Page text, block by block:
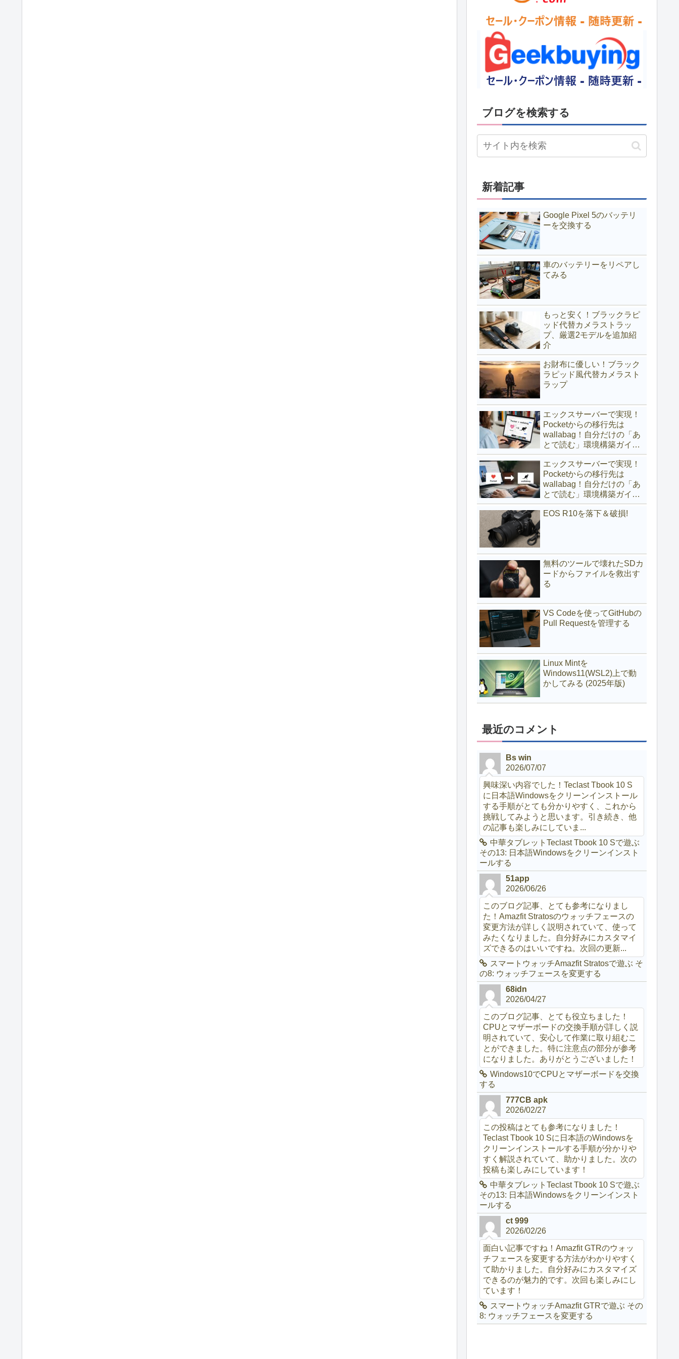
ブログを検索する
新着記事
Google Pixel 5のバッテリ
ーを交換する
車のバッテリーをリペアし
てみる
もっと安く！ブラックラピ
ッド代替カメラストラッ
プ、厳選2モデルを追加紹
介
お財布に優しい！ブラック
ラピッド風代替カメラスト
ラップ
エックスサーバーで実現！
Pocketからの移行先は
wallabag！自分だけの「あ
とで読む」環境構築ガイド
(サブディレクトリ編)
エックスサーバーで実現！
Pocketからの移行先は
wallabag！自分だけの「あ
とで読む」環境構築ガイド
(サブドメイン編)
EOS R10を落下＆破損!
無料のツールで壊れたSDカ
ードからファイルを救出す
る
VS Codeを使ってGitHubの
Pull Requestを管理する
Linux Mintを
Windows11(WSL2)上で動
かしてみる (2025年版)
最近のコメント
Bs win
2026/07/07
興味深い内容でした！Teclast Tbook 10 S
に日本語Windowsをクリーンインストール
する手順がとても分かりやすく、これから
挑戦してみようと思います。引き続き、他
の記事も楽しみにしていま...
中華タブレットTeclast Tbook 10 Sで遊ぶ
その13: 日本語Windowsをクリーンインスト
ールする
51app
2026/06/26
このブログ記事、とても参考になりまし
た！Amazfit Stratosのウォッチフェースの
変更方法が詳しく説明されていて、使って
みたくなりました。自分好みにカスタマイ
ズできるのはいいですね。次回の更新...
スマートウォッチAmazfit Stratosで遊ぶ そ
の8: ウォッチフェースを変更する
68idn
2026/04/27
このブログ記事、とても役立ちました！
CPUとマザーボードの交換手順が詳しく説
明されていて、安心して作業に取り組むこ
とができました。特に注意点の部分が参考
になりました。ありがとうございました！
Windows10でCPUとマザーボードを交換
する
777CB apk
2026/02/27
この投稿はとても参考になりました！
Teclast Tbook 10 Sに日本語のWindowsを
クリーンインストールする手順が分かりや
すく解説されていて、助かりました。次の
投稿も楽しみにしています！
中華タブレットTeclast Tbook 10 Sで遊ぶ
その13: 日本語Windowsをクリーンインスト
ールする
ct 999
2026/02/26
面白い記事ですね！Amazfit GTRのウォッ
チフェースを変更する方法がわかりやすく
て助かりました。自分好みにカスタマイズ
できるのが魅力的です。次回も楽しみにし
ています！
スマートウォッチAmazfit GTRで遊ぶ その
8: ウォッチフェースを変更する